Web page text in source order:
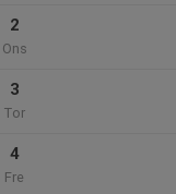
2
Ons
3
Tor
4
Fre